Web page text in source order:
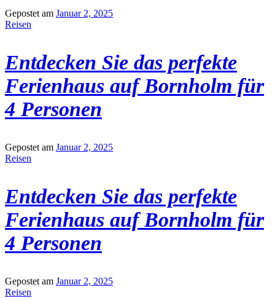
Gepostet am Januar 2, 2025
Reisen
Entdecken Sie das perfekte
Ferienhaus auf Bornholm für
4 Personen
Gepostet am Januar 2, 2025
Reisen
Entdecken Sie das perfekte
Ferienhaus auf Bornholm für
4 Personen
Gepostet am Januar 2, 2025
Reisen